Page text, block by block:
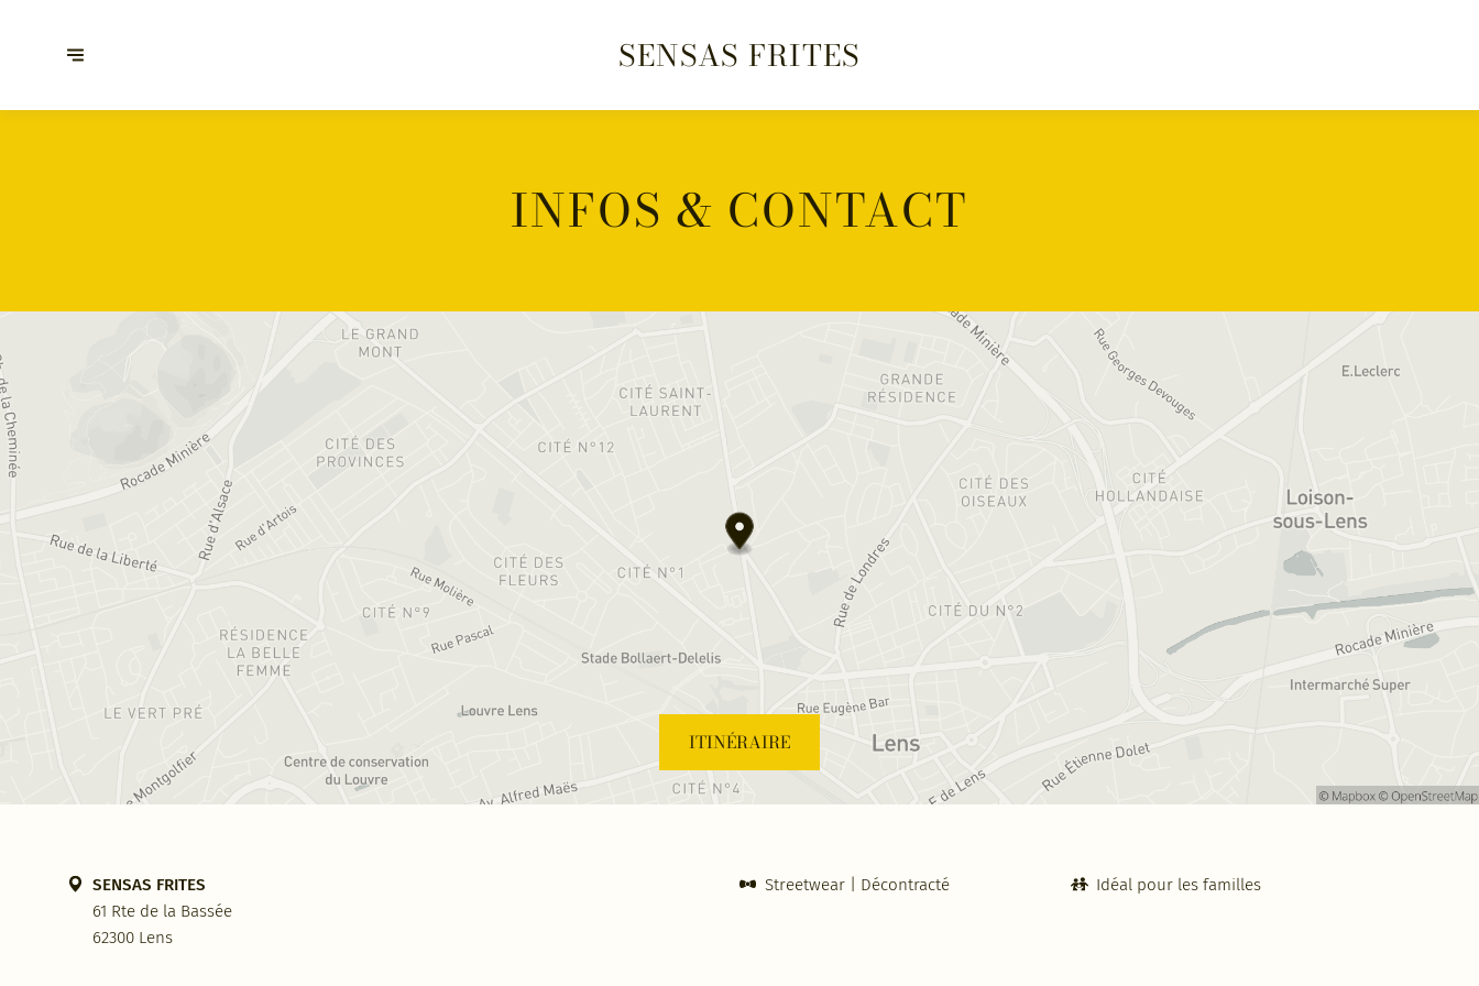
SENSAS FRITES
INFOS & CONTACT
ITINÉRAIRE
SENSAS FRITES
61 Rte de la Bassée
62300 Lens
Streetwear Décontracté Idéal pour les familles